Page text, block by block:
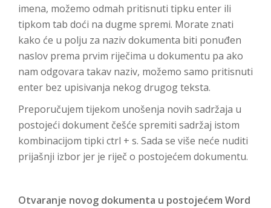
imena, možemo odmah pritisnuti tipku enter ili
tipkom tab doći na dugme spremi. Morate znati
kako će u polju za naziv dokumenta biti ponuđen
naslov prema prvim riječima u dokumentu pa ako
nam odgovara takav naziv, možemo samo pritisnuti
enter bez upisivanja nekog drugog teksta.
Preporučujem tijekom unošenja novih sadržaja u
postojeći dokument češće spremiti sadržaj istom
kombinacijom tipki ctrl + s. Sada se više neće nuditi
prijašnji izbor jer je riječ o postojećem dokumentu.
Otvaranje novog dokumenta u postojećem Word